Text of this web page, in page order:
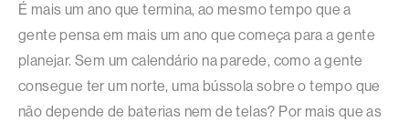
É mais um ano que termina, ao mesmo tempo que a
gente pensa em mais um ano que começa para a gente
planejar. Sem um calendário na parede, como a gente
consegue ter um norte, uma bússola sobre o tempo que
não depende de baterias nem de telas? Por mais que as